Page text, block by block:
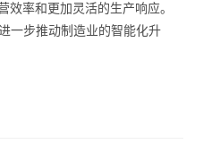
率和更加灵活的生产响应。
一步推动制造业的智能化升